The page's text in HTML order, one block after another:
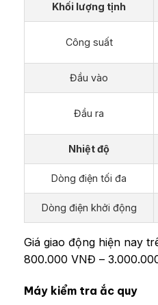
Khối lượng tịnh
Công suất
Đầu vào
Đầu ra
Nhiệt độ
Dòng điện tối đa
Dòng điện khởi động
Giá giao động hiện nay
800.000 VNĐ –
Máy kiểm tra ắc quy